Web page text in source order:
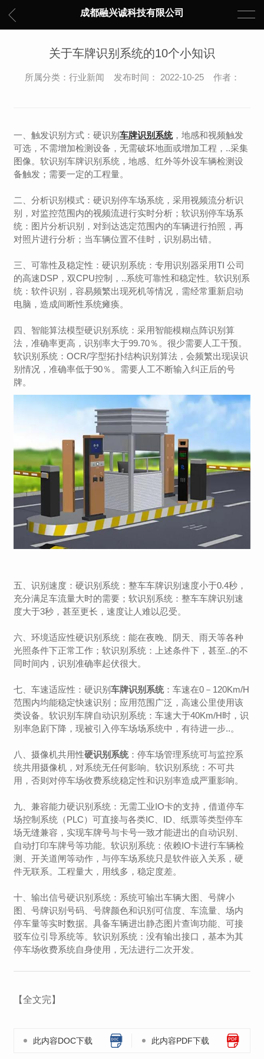
成都融兴诚科技有限公司
关于车牌识别系统的10个小知识
所属分类：行业新闻 发布时间： 2022-10-25 作者：
一、触发识别方式：硬识别车牌识别系统，地感和视频触发
可选，不需增加检测设备，无需破坏地面或增加工程，..采集
图像。软识别车牌识别系统，地感、红外等外设车辆检测设
备触发；需要一定的工程量。
二、分析识别模式：硬识别停车场系统，采用视频流分析识
别，对监控范围内的视频流进行实时分析；软识别停车场系
统：图片分析识别，对到达选定范围内的车辆进行拍照，再
对照片进行分析；当车辆位置不佳时，识别易出错。
三、可靠性及稳定性：硬识别系统：专用识别器采用TI 公司
的高速DSP，双CPU控制，..系统可靠性和稳定性。软识别系
统：软件识别，容易频繁出现死机等情况，需经常重新启动
电脑，造成间断性系统瘫痪。
四、智能算法模型硬识别系统：采用智能模糊点阵识别算
法，准确率更高，识别率大于99.70％。很少需要人工干预。
软识别系统：OCR/字型拓扑结构识别算法，会频繁出现误识
别情况，准确率低于90％。需要人工不断输入纠正后的号
牌。
五、识别速度：硬识别系统：整车车牌识别速度小于0.4秒，
充分满足车流量大时的需要；软识别系统：整车车牌识别速
度大于3秒，甚至更长，速度让人难以忍受。
六、环境适应性硬识别系统：能在夜晚、阴天、雨天等各种
光照条件下正常工作；软识别系统：上述条件下，甚至..的不
同时间内，识别准确率起伏很大。
七、车速适应性：硬识别车牌识别系统：车速在0－120Km/H
范围内均能稳定快速识别；应用范围广泛，高速公里使用该
类设备。软识别车牌自动识别系统：车速大于40Km/H时，识
别率急剧下降，现被引入停车场场系统中，有待进一步..。
八、摄像机共用性硬识别系统：停车场管理系统可与监控系
统共用摄像机，对系统无任何影响。软识别系统：不可共
用，否则对停车场收费系统稳定性和识别率造成严重影响。
九、兼容能力硬识别系统：无需工业IO卡的支持，借道停车
场控制系统（PLC）可直接与各类IC、ID、纸票等类型停车
场无缝兼容，实现车牌号与卡号一致才能进出的自动识别、
自动打印车牌号等功能。软识别系统：依赖IO卡进行车辆检
测、开关道闸等动作，与停车场系统只是软件嵌入关系，硬
件无联系。工程量大，用线多，稳定度差。
十、输出信号硬识别系统：系统可输出车辆大图、号牌小
图、号牌识别号码、号牌颜色和识别可信度、车流量、场内
停车量等实时数据。具备车辆进出静态图片查询功能、可接
驳车位引导系统等。软识别系统：没有输出接口，基本为其
停车场收费系统自身使用，无法进行二次开发。
【全文完】
此内容DOC下载 此内容PDF下载